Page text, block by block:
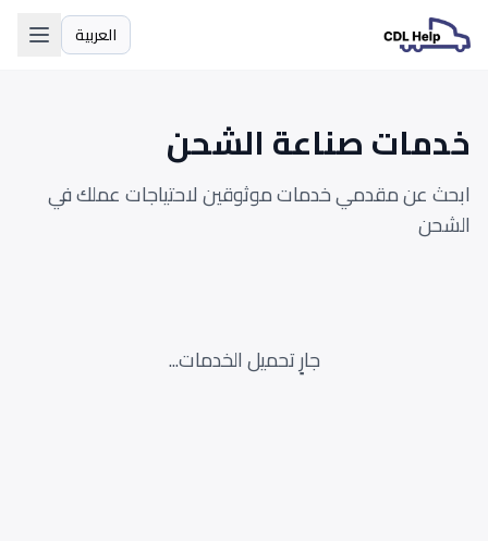
العربية
اللغة
خدمات صناعة الشحن
ابحث عن مقدمي خدمات موثوقين لاحتياجات عملك في
الشحن
جارٍ تحميل الخدمات...